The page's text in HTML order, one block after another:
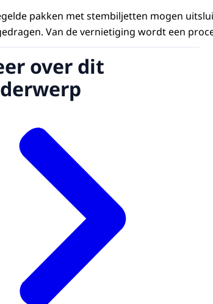
pakken met stembiljetten mogen
Van de vernietiging wordt een
over dit